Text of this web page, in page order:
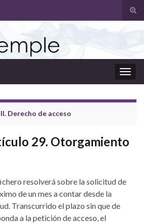
el
de
la
Derecho de acceso
29. Otorgamiento
resolverá sobre la solicitud de
de un mes a contar desde la
Transcurrido el plazo sin que de
a la petición de acceso, el